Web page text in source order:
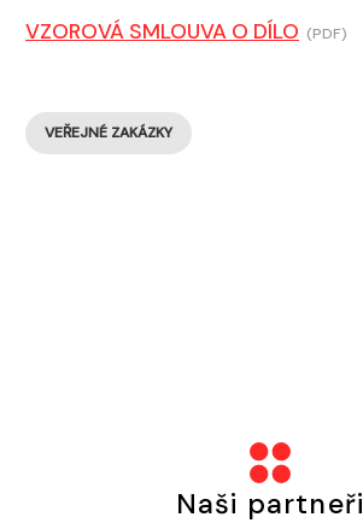
VZOROVÁ SMLOUVA O DÍLO (PDF)
VEŘEJNÉ ZAKÁZKY
Naši partneři